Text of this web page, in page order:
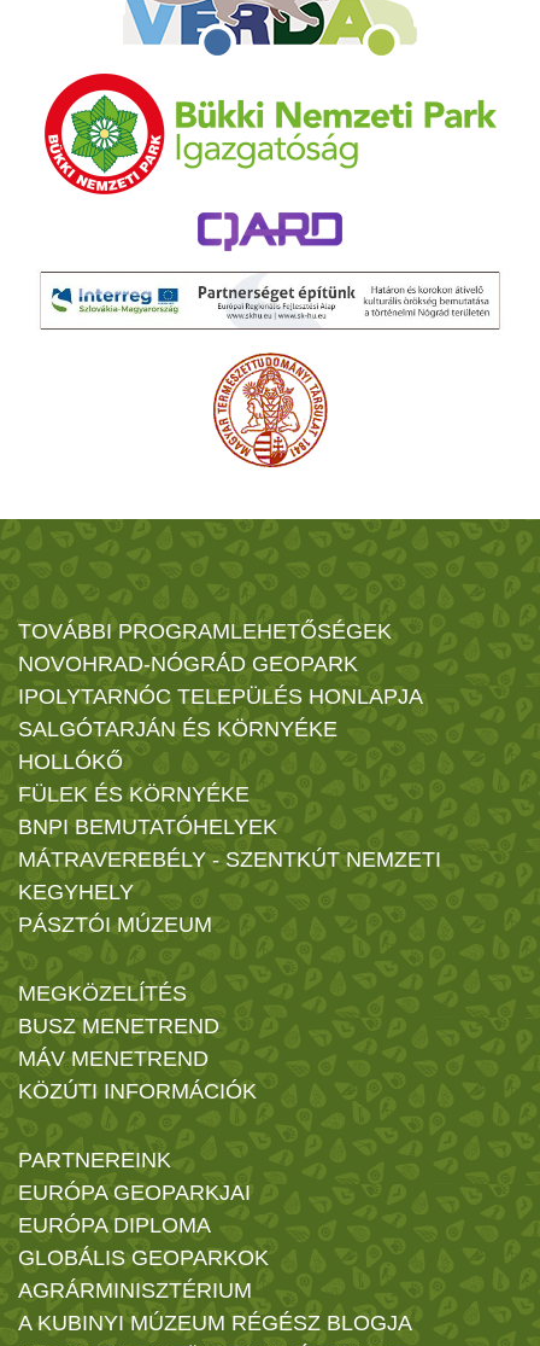
TOVÁBBI PROGRAMLEHETŐSÉGEK
NOVOHRAD-NÓGRÁD GEOPARK
IPOLYTARNÓC TELEPÜLÉS HONLAPJA
SALGÓTARJÁN ÉS KÖRNYÉKE
HOLLÓKŐ
FÜLEK ÉS KÖRNYÉKE
BNPI BEMUTATÓHELYEK
MÁTRAVEREBÉLY - SZENTKÚT NEMZETI
KEGYHELY
PÁSZTÓI MÚZEUM
MEGKÖZELÍTÉS
BUSZ MENETREND
MÁV MENETREND
KÖZÚTI INFORMÁCIÓK
PARTNEREINK
EURÓPA GEOPARKJAI
EURÓPA DIPLOMA
GLOBÁLIS GEOPARKOK
AGRÁRMINISZTÉRIUM
A KUBINYI MÚZEUM RÉGÉSZ BLOGJA